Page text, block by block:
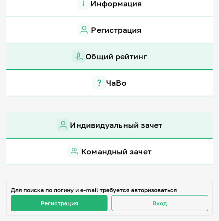
Игры и тренажеры
Знания в тестах
Настолка
Стихи
Школа наставников
IT-урок
Незрячим
Регистрация Вход
Информация
Регистрация
Общий рейтинг
ЧаВо
Индивидуальный зачет
Командный зачет
Для поиска по логину и e-mail требуется авторизоваться
Регистрация
Вход